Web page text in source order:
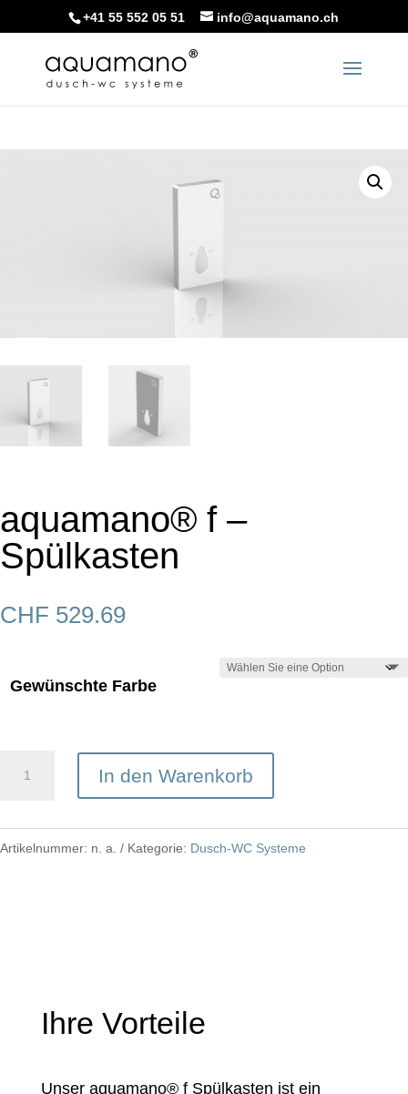
+41 55 552 05 51 info@aquamano.ch
aquamano® f –
Spülkasten
CHF 529.69
Gewünschte Farbe
Spülkasten
In den Warenkorb
Artikelnummer: n. a. Kategorie: Dusch-WC Systeme
Ihre Vorteile
Unser aquamano® f Spülkasten ist ein